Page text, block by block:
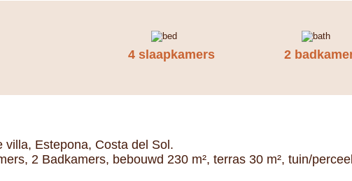
4 slaapkamers 2
villa, Estepona, Costa del Sol.
2 Badkamers, bebouwd 230 m², terras 30 m², tuin/